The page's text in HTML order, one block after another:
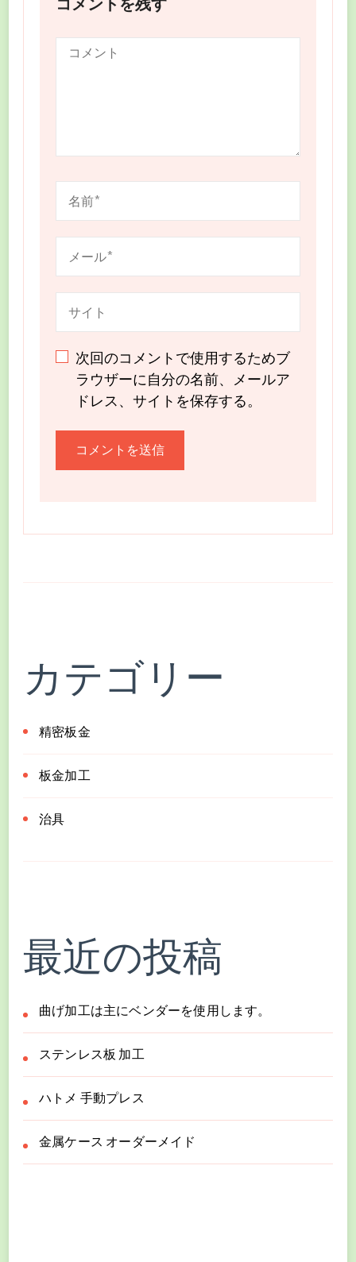
コメントを残す
次回のコメントで使用するためブ
ラウザーに自分の名前、メールア
ドレス、サイトを保存する。
カテゴリー
精密板金
板金加工
治具
最近の投稿
曲げ加工は主にベンダーを使用します。
ステンレス板 加工
ハトメ 手動プレス
金属ケース オーダーメイド